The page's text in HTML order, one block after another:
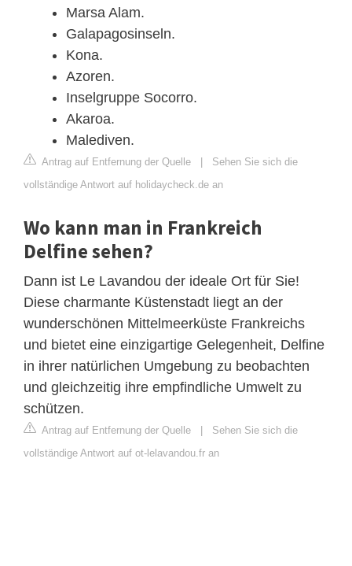
Marsa Alam.
Galapagosinseln.
Kona.
Azoren.
Inselgruppe Socorro.
Akaroa.
Malediven.
Antrag auf Entfernung der Quelle
Sehen Sie sich die
vollständige Antwort auf holidaycheck.de an
Wo kann man in Frankreich
Delfine sehen?
Dann ist Le Lavandou der ideale Ort für Sie!
Diese charmante Küstenstadt liegt an der
wunderschönen Mittelmeerküste Frankreichs
und bietet eine einzigartige Gelegenheit, Delfine
in ihrer natürlichen Umgebung zu beobachten
und gleichzeitig ihre empfindliche Umwelt zu
schützen.
Antrag auf Entfernung der Quelle
Sehen Sie sich die
vollständige Antwort auf ot-lelavandou.fr an